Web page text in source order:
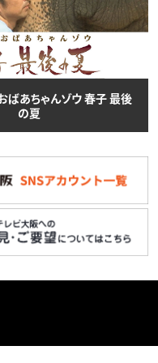
ばあちゃんゾウ 春子 最後
の夏